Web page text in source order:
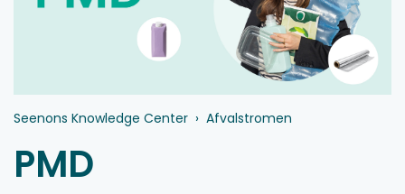
Seenons Knowledge Center Afvalstromen
PMD